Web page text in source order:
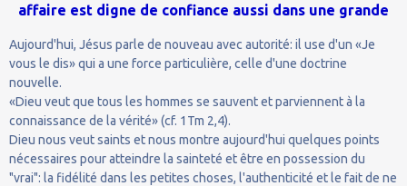
affaire est digne de confiance aussi dans une grande
Aujourd'hui, Jésus parle de nouveau avec autorité: il use d'un «Je
vous le dis» qui a une force particulière, celle d'une doctrine
nouvelle.
«Dieu veut que tous les hommes se sauvent et parviennent à la
connaissance de la vérité» (cf. 1Tm 2,4).
Dieu nous veut saints et nous montre aujourd'hui quelques points
nécessaires pour atteindre la sainteté et être en possession du
"vrai": la fidélité dans les petites choses, l'authenticité et le fait de ne